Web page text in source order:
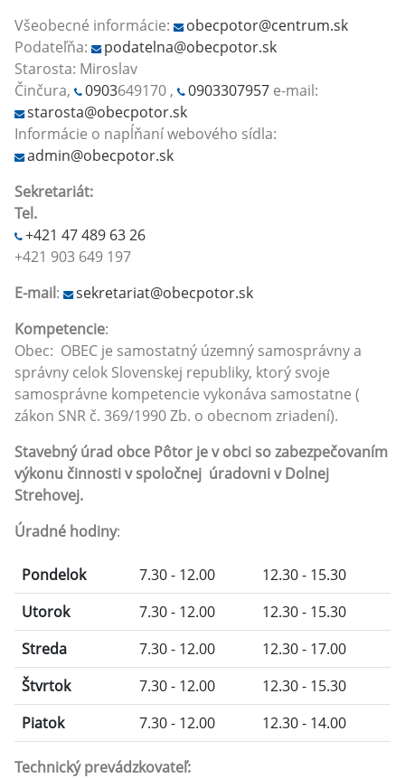
Všeobecné informácie:
obecpotor@centrum.sk
Podateľňa:
podatelna@obecpotor.sk
Starosta: Miroslav
Činčura,
0903649170 , 0903307957 e-mail:
starosta@obecpotor.sk
Informácie o napĺňaní webového sídla:
admin@obecpotor.sk
Sekretariát:
Tel.
+421 47 489 63 26
+421 903 649 197
E-mail:
sekretariat@obecpotor.sk
Kompetencie:
Obec: OBEC je samostatný územný samosprávny a
správny celok Slovenskej republiky, ktorý svoje
samosprávne kompetencie vykonáva samostatne (
zákon SNR č. 369/1990 Zb. o obecnom zriadení).
Stavebný úrad obce Pôtor je v obci so zabezpečovaním
výkonu činnosti v spoločnej úradovni v Dolnej
Strehovej.
Úradné hodiny:
Pondelok 7.30 - 12.00
12.30 - 15.30
Utorok
7.30 - 12.00
12.30 - 15.30
Streda
7.30 - 12.00
12.30 - 17.00
Štvrtok
7.30 - 12.00
12.30 - 15.30
Piatok
7.30 - 12.00 12.30 - 14.00
Technický prevádzkovateľ: